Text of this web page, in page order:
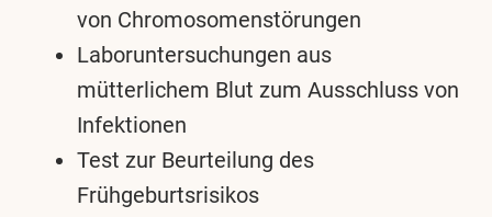
von Chromosomenstörungen
Laboruntersuchungen aus
mütterlichem Blut zum Ausschluss von
Infektionen
Test zur Beurteilung des
Frühgeburtsrisikos